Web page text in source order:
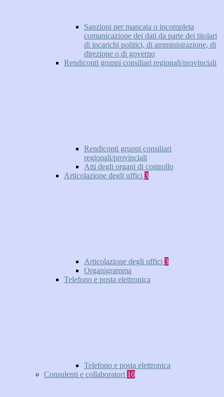
Sanzioni per mancata o incompleta
comunicazione dei dati da parte dei titolari
di incarichi politici, di amministrazione, di
direzione o di governo
Rendiconti gruppi consiliari regionali/provinciali
Rendiconti gruppi consiliari
regionali/provinciali
Atti degli organi di controllo
Articolazione degli uffici 3
Articolazione degli uffici 3
Organigramma
Telefono e posta elettronica
Telefono e posta elettronica
Consulenti e collaboratori 10